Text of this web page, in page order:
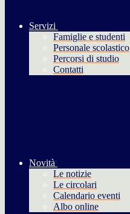
Servizi
Famiglie e studenti
Personale scolastico
Percorsi di studio
Contatti
Novità
Le notizie
Le circolari
Calendario eventi
Albo online